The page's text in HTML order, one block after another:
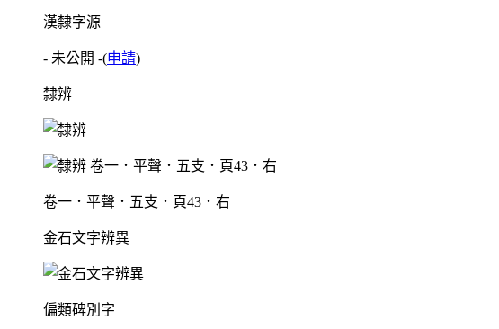
漢隸字源
- 未公開 -(申請)
隸辨
卷一．平聲．五支．頁43．右
金石文字辨異
偏類碑別字